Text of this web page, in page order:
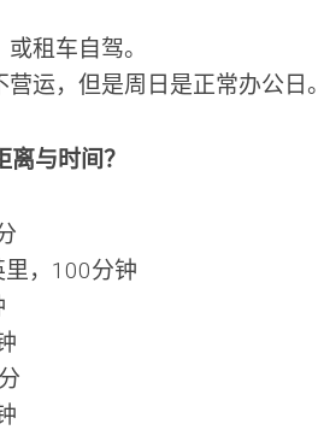
租车自驾。
运，但是周日是正常办公日。
与时间？
，100分钟